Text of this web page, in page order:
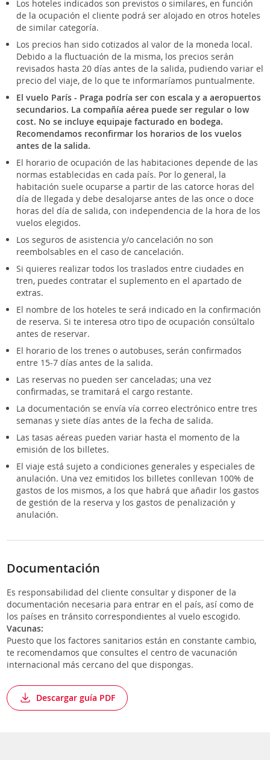
Los hoteles indicados son previstos o similares, en función
de la ocupación el cliente podrá ser alojado en otros hoteles
de similar categoría.
Los precios han sido cotizados al valor de la moneda local.
Debido a la fluctuación de la misma, los precios serán
revisados hasta 20 días antes de la salida, pudiendo variar el
precio del viaje, de lo que te informaríamos puntualmente.
El vuelo París - Praga podría ser con escala y a aeropuertos
secundarios. La compañía aérea puede ser regular o low
cost. No se incluye equipaje facturado en bodega.
Recomendamos reconfirmar los horarios de los vuelos
antes de la salida.
El horario de ocupación de las habitaciones depende de las
normas establecidas en cada país. Por lo general, la
habitación suele ocuparse a partir de las catorce horas del
día de llegada y debe desalojarse antes de las once o doce
horas del día de salida, con independencia de la hora de los
vuelos elegidos.
Los seguros de asistencia y/o cancelación no son
reembolsables en el caso de cancelación.
Si quieres realizar todos los traslados entre ciudades en
tren, puedes contratar el suplemento en el apartado de
extras.
El nombre de los hoteles te será indicado en la confirmación
de reserva. Si te interesa otro tipo de ocupación consúltalo
antes de reservar.
El horario de los trenes o autobuses, serán confirmados
entre 15-7 días antes de la salida.
Las reservas no pueden ser canceladas; una vez
confirmadas, se tramitará el cargo restante.
La documentación se envía vía correo electrónico entre tres
semanas y siete días antes de la fecha de salida.
Las tasas aéreas pueden variar hasta el momento de la
emisión de los billetes.
El viaje está sujeto a condiciones generales y especiales de
anulación. Una vez emitidos los billetes conllevan 100% de
gastos de los mismos, a los que habrá que añadir los gastos
de gestión de la reserva y los gastos de penalización y
anulación.
Documentación
Es responsabilidad del cliente consultar y disponer de la
documentación necesaria para entrar en el país, así como de
los países en tránsito correspondientes al vuelo escogido.
Vacunas:
Puesto que los factores sanitarios están en constante cambio,
te recomendamos que consultes el centro de vacunación
internacional más cercano del que dispongas.
Descargar guía PDF